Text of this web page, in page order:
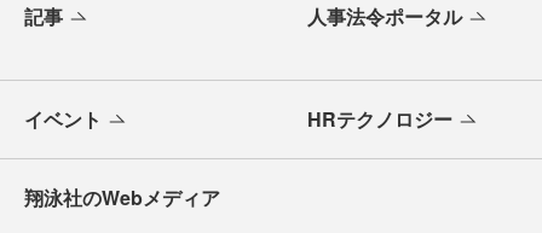
記事 人事法令ポータル
イベント HRテクノロジー
翔泳社のWebメディア